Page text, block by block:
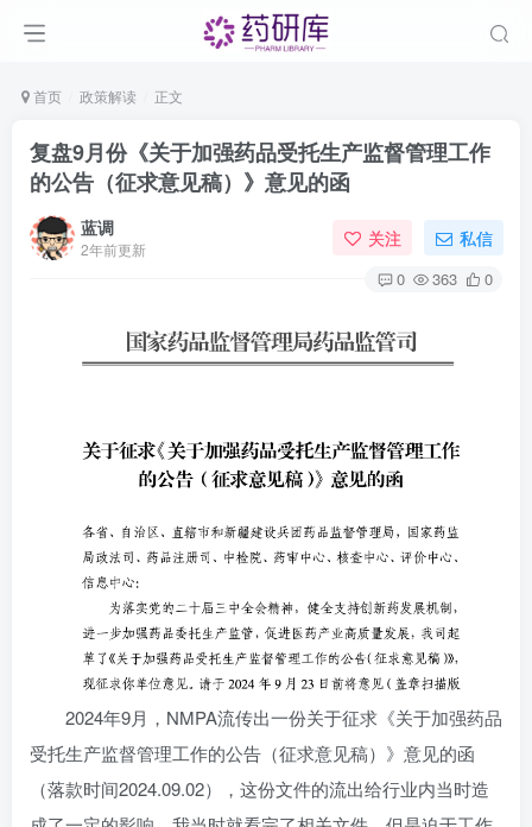
首页 政策解读 正文
复盘9月份《关于加强药品受托生产监督管理工作
的公告（征求意见稿）》意见的函
蓝调
2年前更新 关注 私信
0 363 0
2024年9月，NMPA流传出一份关于征求《关于加强药品
受托生产监督管理工作的公告（征求意见稿）》意见的函
（落款时间2024.09.02），这份文件的流出给行业内当时造